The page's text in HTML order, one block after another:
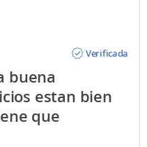
Verificada
buena
estan bien
que